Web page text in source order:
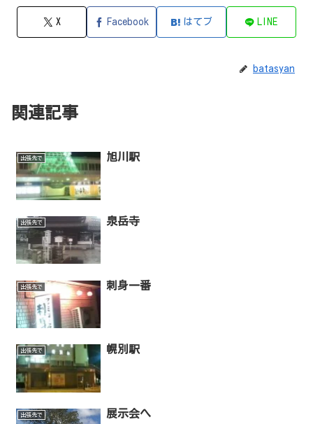
X Facebook はてブ LINE
batasyan
関連記事
出張先で 旭川駅
出張先で 泉岳寺
出張先で 刺身一番
出張先で 幌別駅
出張先で 展示会へ